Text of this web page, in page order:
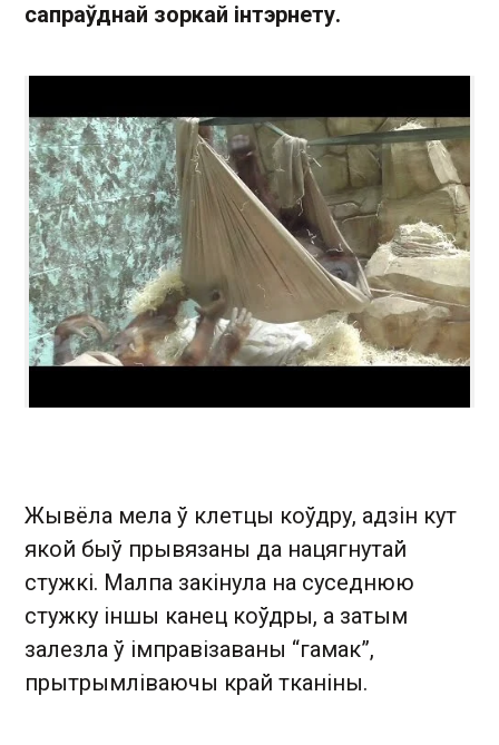
сапраўднай зоркай інтэрнету.
Жывёла мела ў клетцы коўдру, адзін кут
якой быў прывязаны да нацягнутай
стужкі. Малпа закінула на суседнюю
стужку іншы канец коўдры, а затым
залезла ў імправізаваны “гамак”,
прытрымліваючы край тканіны.